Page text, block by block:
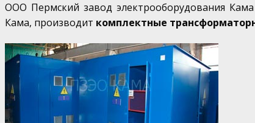
ООО Пермский завод электрооборудования
Кама, производит комплектные